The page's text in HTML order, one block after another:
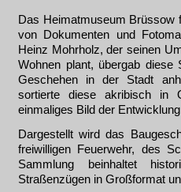
Das Heimatmuseum Brüssow
von Dokumenten und
Heinz Mohrholz, der seinen
Wohnen plant, übergab
Geschehen in der Stadt
sortierte diese akribisch in
einmaliges Bild der
Dargestellt wird das
freiwilligen Feuerwehr, des
Sammlung beinhaltet
Straßenzügen in Großformat